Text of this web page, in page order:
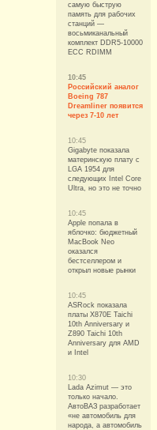
самую быструю
память для рабочих
станций —
восьмиканальный
комплект DDR5-10000
ECC RDIMM
10:45
Российский аналог
Boeing 787
Dreamliner появится
через 7-10 лет
10:45
Gigabyte показала
материнскую плату с
LGA 1954 для
следующих Intel Core
Ultra, но это не точно
10:45
Apple попала в
яблочко: бюджетный
MacBook Neo
оказался
бестселлером и
открыл новые рынки
10:45
ASRock показала
платы X870E Taichi
10th Anniversary и
Z890 Taichi 10th
Anniversary для AMD
и Intel
10:30
Lada Azimut — это
только начало.
АвтоВАЗ разработает
«не автомобиль для
народа, а автомобиль